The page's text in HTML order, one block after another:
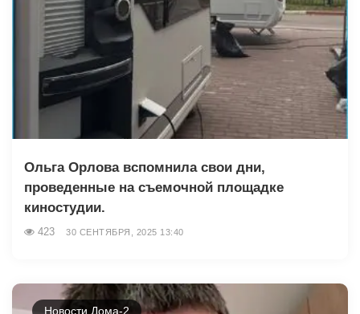
Ольга Орлова вспомнила свои дни,
проведенные на съемочной площадке
киностудии.
423 30 СЕНТЯБРЯ, 2025 13:40
Новости Дома-2